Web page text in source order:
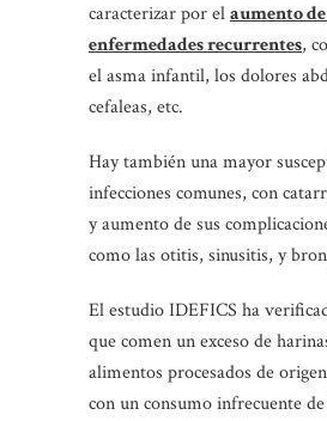
caracterizar por elaumento
enfermedades recurrentes,
el asma infantil, los dolores
cefaleas, etc.
Hay también una mayor
infecciones comunes, con
y aumento de sus
como las otitis, sinusitis, y
El estudio IDEFICS ha
que comen un exceso de
alimentos procesados de
con un consumo infrecuente